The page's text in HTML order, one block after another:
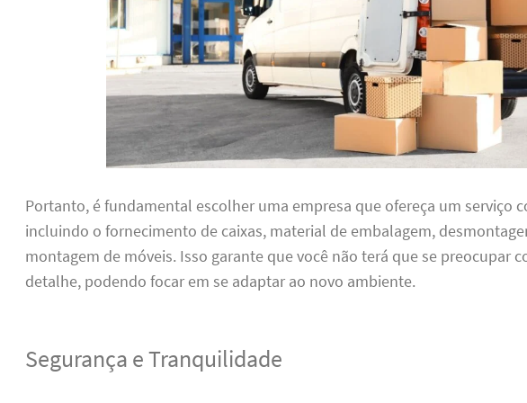
Portanto, é fundamental escolher uma empresa que ofereça um serviço
incluindo o fornecimento de caixas, material de embalagem,
montagem de móveis. Isso garante que você não terá que se preocupar
detalhe, podendo focar em se adaptar ao novo ambiente.
Segurança e Tranquilidade